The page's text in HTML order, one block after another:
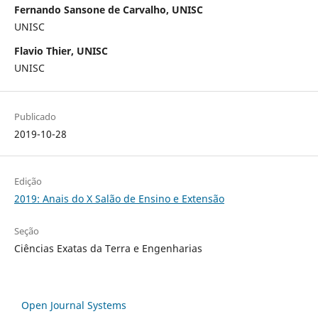
Fernando Sansone de Carvalho, UNISC
UNISC
Flavio Thier, UNISC
UNISC
Publicado
2019-10-28
Edição
2019: Anais do X Salão de Ensino e Extensão
Seção
Ciências Exatas da Terra e Engenharias
Open Journal Systems